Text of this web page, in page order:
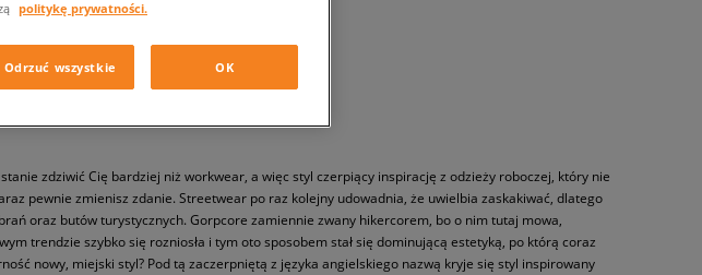
zdziwić Cię bardziej niż workwear, a więc styl czerpiący inspirację z odzieży roboczej, który nie
pewnie zmienisz zdanie. Streetwear po raz kolejny udowadnia, że uwielbia zaskakiwać, dlatego
oraz butów turystycznych. Gorpcore zamiennie zwany hikercorem, bo o nim tutaj mowa,
trendzie szybko się rozniosła i tym oto sposobem stał się dominującą estetyką, po którą coraz
nowy, miejski styl? Pod tą zaczerpniętą z języka angielskiego nazwą kryje się styl inspirowany
politykę prywatności.
Odrzuć wszystkie OK